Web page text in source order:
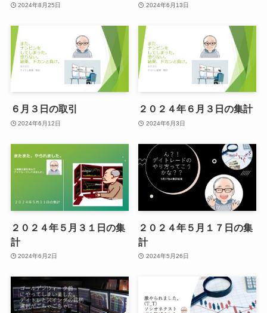
2024年8月25日 2024年6月13日
６月３日の取引
2024年6月12日
２０２４年６月３日の集計
2024年6月3日
２０２４年５月３１日の集
計
2024年6月2日
２０２４年５月１７日の集
計
2024年5月26日